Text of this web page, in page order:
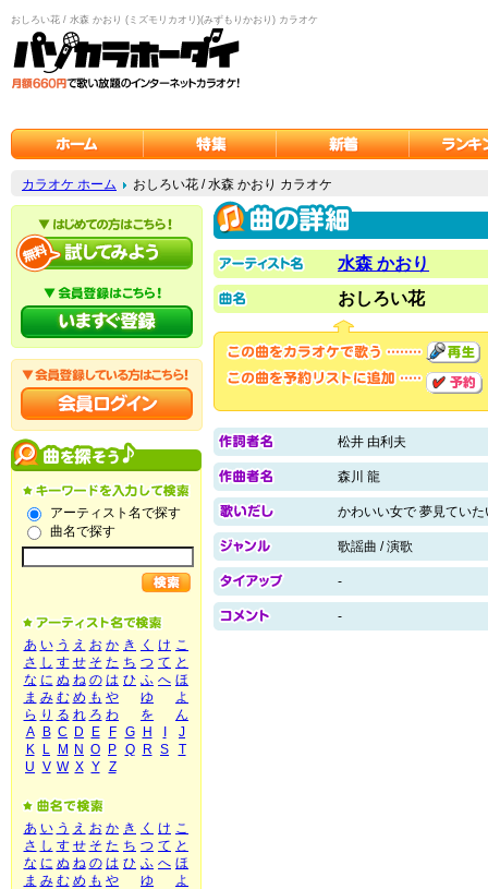
おしろい花 / 水森 かおり (ミズモリカオリ)(みずもりかおり) カラオケ
カラオケ ホーム おしろい花 / 水森 かおり カラオケ
アーティスト名で探す
曲名で探す
あ い う え お か き く け こ
さ し す せ そ た ち つ て と
な に ぬ ね の は ひ ふ へ ほ
ま み む め も や ゆ
よ
ら り る れ ろ わ を
ん
A
B C D E F G H
J
K
L M N O P Q R S
T
U V W X Y Z
あ い う え お か き く け こ
さ し す せ そ た ち つ て と
な に ぬ ね の は ひ ふ へ ほ
ま み む め も や ゆ
よ
水森 かおり
おしろい花
松井 由利夫
森川 龍
かわいい女で 夢見ていた
歌謡曲 / 演歌
-
-